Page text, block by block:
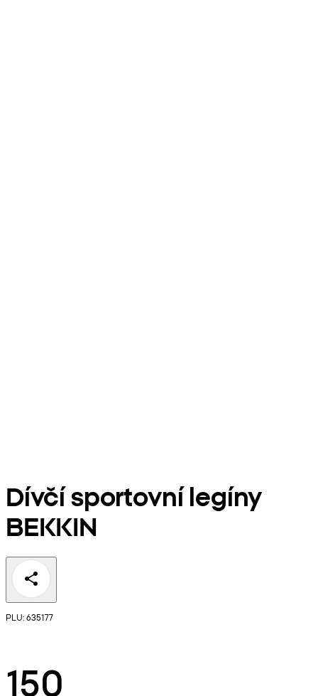
Dívčí sportovní legíny
BEKKIN
PLU: 635177
150